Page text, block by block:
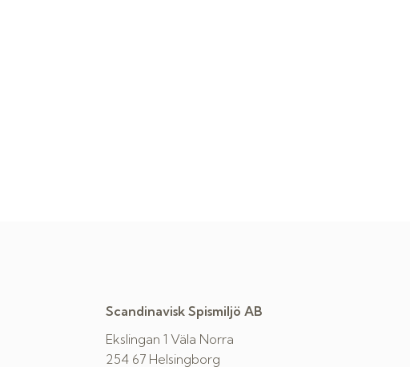
Scandinavisk Spismiljö AB
Ekslingan 1 Väla Norra
254 67 Helsingborg